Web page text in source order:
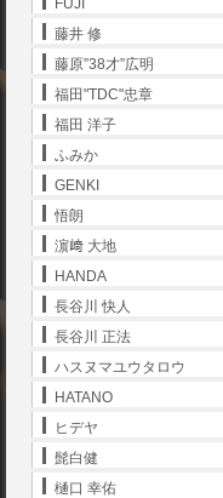
FUJI
藤井 修
藤原”38才”広明
福田"TDC"忠章
福田 洋子
ふみか
GENKI
悟朗
濵﨑 大地
HANDA
長谷川 快人
長谷川 正法
ハスヌマユウタロウ
HATANO
ヒデヤ
髭白健
樋口 幸佑